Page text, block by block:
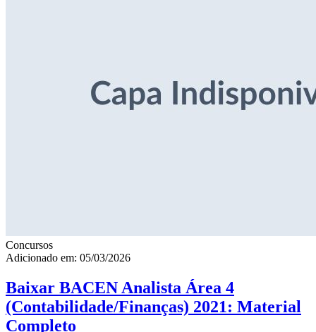
Concursos
Adicionado em: 05/03/2026
Baixar BACEN Analista Área 4
(Contabilidade/Finanças) 2021: Material
Completo